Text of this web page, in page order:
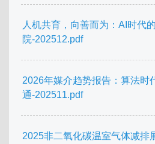
人机共育，向善而为：AI时代
院-202512.pdf
2026年媒介趋势报告：算法时
通-202511.pdf
2025非二氧化碳温室气体减排